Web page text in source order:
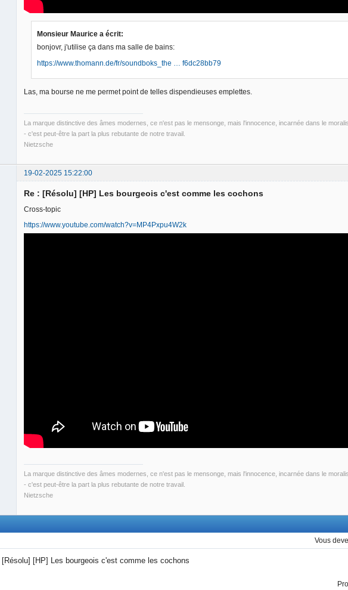
Monsieur Maurice a écrit:
bonjovr, j'utilise ça dans ma salle de bains:
https://www.thomann.de/fr/soundboks_the … f6dc28bb79
Las, ma bourse ne me permet point de telles dispendieuses emplettes.
La marque distinctive des âmes modernes, ce n'est pas le mensonge, mais l'innocence, incarnée dans le
- c'est peut-être la part la plus rebutante de notre travail.
Nietzsche
19-02-2025 15:22:00
Re : [Résolu] [HP] Les bourgeois c'est comme les cochons
Cross-topic
https://www.youtube.com/watch?v=MP4Pxpu4W2k
La marque distinctive des âmes modernes, ce n'est pas le mensonge, mais l'innocence, incarnée dans le
- c'est peut-être la part la plus rebutante de notre travail.
Nietzsche
Vous
[Résolu] [HP] Les bourgeois c'est comme les cochons